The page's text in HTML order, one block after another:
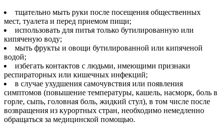
тщательно мыть руки после посещения общественных
мест, туалета и перед приемом пищи;
использовать для питья только бутилированную или
кипяченую воду;
мыть фрукты и овощи бутилированной или кипяченой
водой;
избегать контактов с людьми, имеющими признаки
респираторных или кишечных инфекций;
в случае ухудшения самочувствия или появления
симптомов (повышение температуры, кашель, насморк, боль в
горле, сыпь, головная боль, жидкий стул), в том числе после
возвращения из курортных стран, необходимо немедленно
обращаться за медицинской помощью.